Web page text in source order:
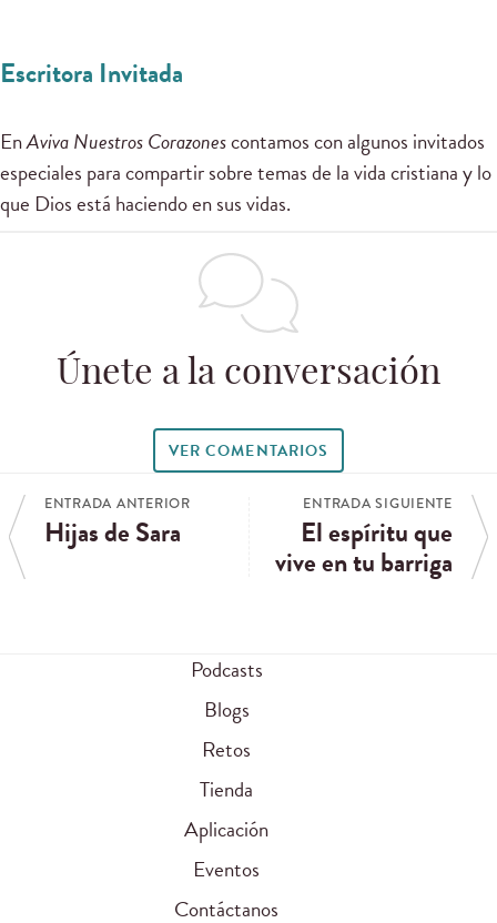
Escritora Invitada
EnAviva Nuestros Corazonescontamos con algunos invitados
especiales para compartir sobre temas de la vida cristiana y lo
que Dios está haciendo en sus vidas.
Únete a la conversación
VER COMENTARIOS
ENTRADA ANTERIOR
Hijas de Sara
ENTRADA SIGUIENTE
El espíritu que
vive en tu barriga
Podcasts
Blogs
Retos
Tienda
Aplicación
Eventos
Contáctanos